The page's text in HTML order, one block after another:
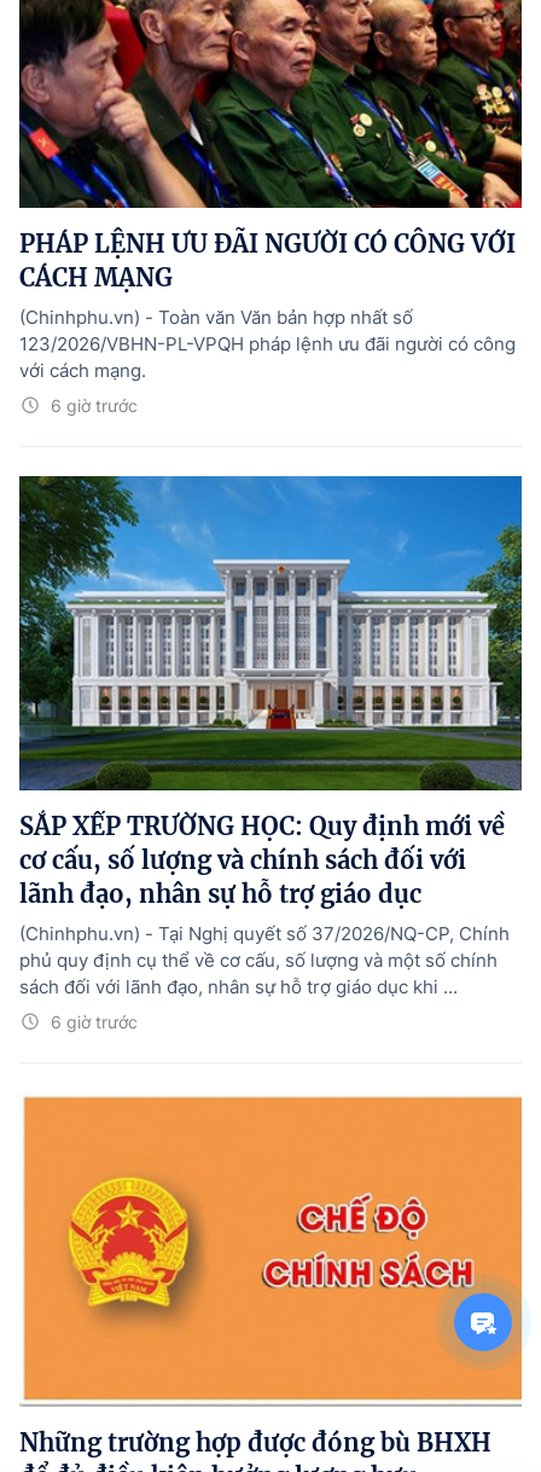
PHÁP LỆNH ƯU ĐÃI NGƯỜI CÓ CÔNG VỚI
CÁCH MẠNG
6 giờ trước
(Chinhphu.vn) - Toàn văn Văn bản hợp nhất số
123/2026/VBHN-PL-VPQH pháp lệnh ưu đãi người có công
với cách mạng.
SẮP XẾP TRƯỜNG HỌC: Quy định mới về
cơ cấu, số lượng và chính sách đối với
lãnh đạo, nhân sự hỗ trợ giáo dục
6 giờ trước
(Chinhphu.vn) - Tại Nghị quyết số 37/2026/NQ-CP, Chính
phủ quy định cụ thể về cơ cấu, số lượng và một số chính
sách đối với lãnh đạo, nhân sự hỗ trợ giáo dục khi ...
Những trường hợp được đóng bù BHXH